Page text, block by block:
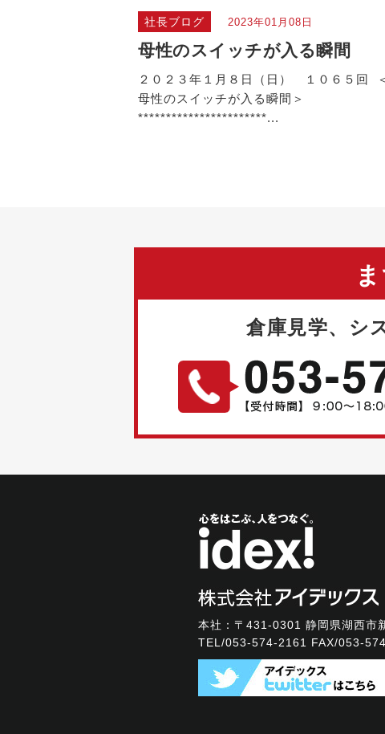
社長ブログ 2023年01月08日
母性のスイッチが入る瞬間
２０２３年１月８日（日） １０６５回
母性のスイッチが入る瞬間＞
***********************...
倉庫見学、シ
本社：〒431-0301 静岡県湖西市
TEL/053-574-2161 FAX/053-